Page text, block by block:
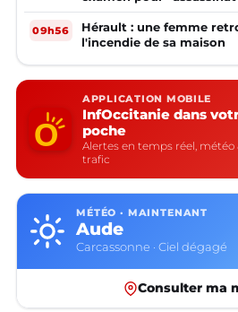
09h56
Hérault : une femme
l'incendie de sa maison
APPLICATION MOBILE
InfOccitanie dans
poche
Alertes en temps réel, météo
trafic
MÉTÉO · MAINTENANT
Aude
Carcassonne · Ciel dégagé
Consulter ma